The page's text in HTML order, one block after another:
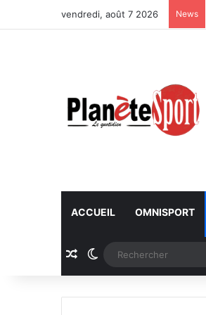
vendredi, août 7 2026 News
ACCUEIL OMNISPORT
Article Aléatoire
Switch skin